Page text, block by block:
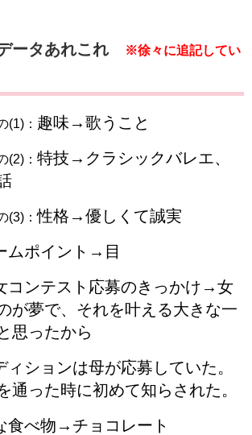
ータあれこれ
※徐々に追記してい
(1)： 趣味→歌うこと
(2)： 特技→クラシックバレエ、
(3)：性格→優しくて誠実
ムポイント→目
コンテスト応募のきっかけ→女
が夢で、それを叶える大きな一
思ったから
ィションは母が応募していた。
通った時に初めて知らされた。
食べ物→チョコレート